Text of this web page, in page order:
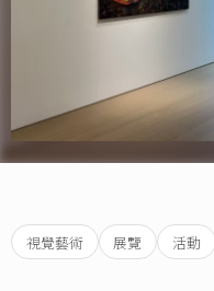
視覺藝術 展覽 活動